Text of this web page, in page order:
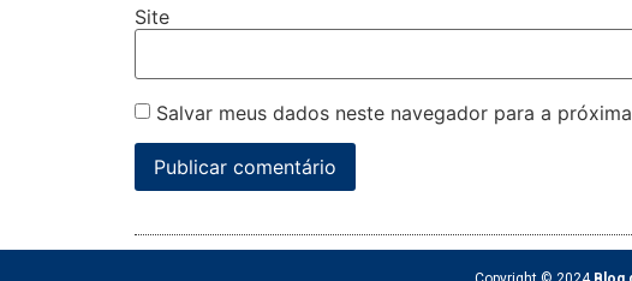
Site
Salvar meus dados neste navegador para a